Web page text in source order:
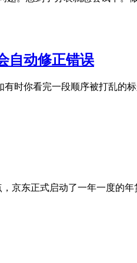
自动修正错误
时你看完一段顺序被打乱
京东正式启动了一年一度